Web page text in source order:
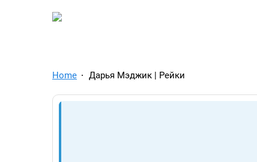
TelegramAds.com —
Home Дарья Мэджик | Рейки